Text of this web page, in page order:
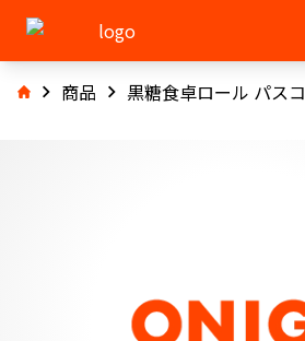
商品 黒糖食卓ロール パスコ